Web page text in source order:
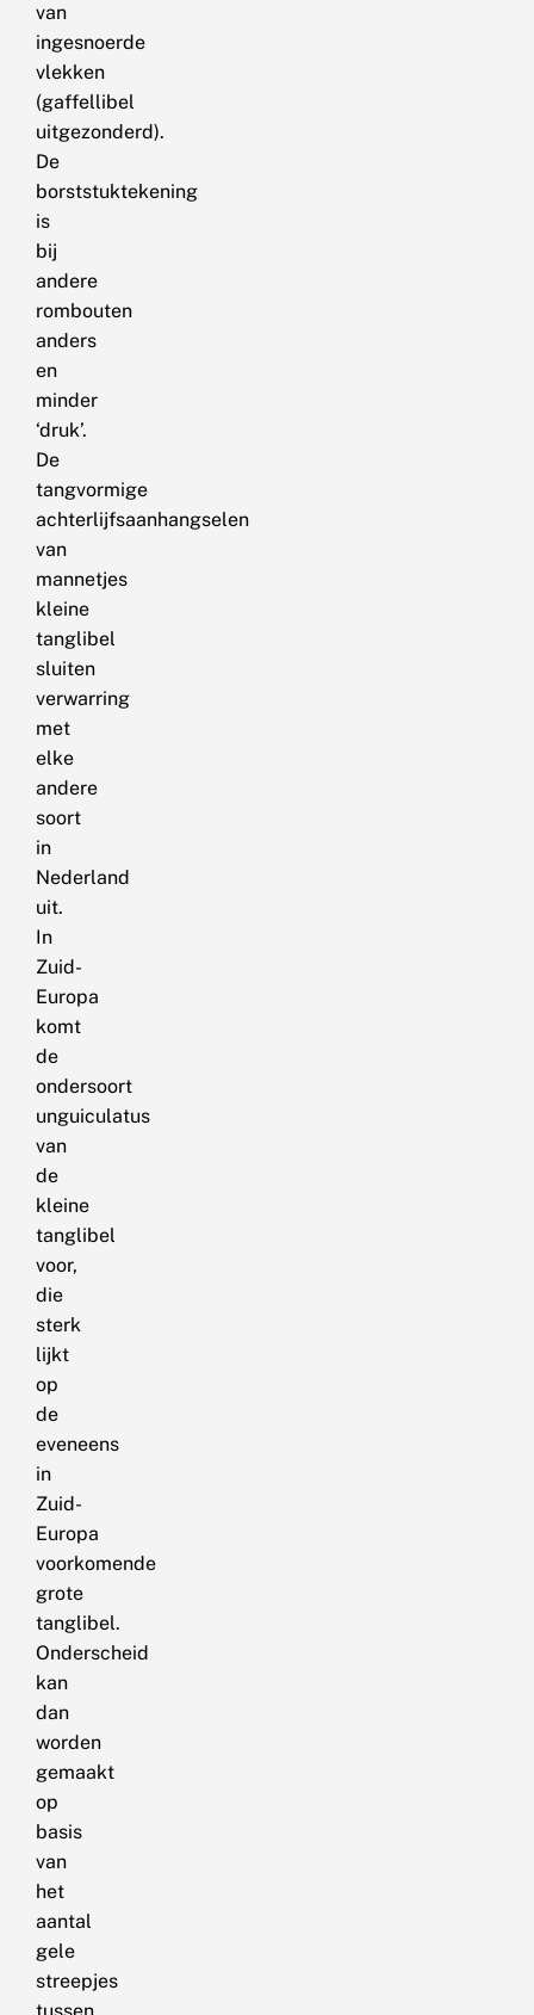
van
ingesnoerde
vlekken
(gaffellibel
uitgezonderd).
De
borststuktekening
is
bij
andere
rombouten
anders
en
minder
‘druk’.
De
tangvormige
achterlijfsaanhangselen
van
mannetjes
kleine
tanglibel
sluiten
verwarring
met
elke
andere
soort
in
Nederland
uit.
In
Zuid-
Europa
komt
de
ondersoort
unguiculatus
van
de
kleine
tanglibel
voor,
die
sterk
lijkt
op
de
eveneens
in
Zuid-
Europa
voorkomende
grote
tanglibel.
Onderscheid
kan
dan
worden
gemaakt
op
basis
van
het
aantal
gele
streepjes